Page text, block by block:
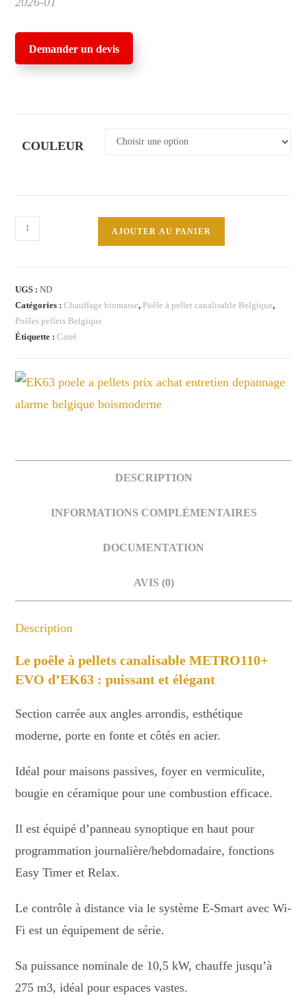
Demander un devis
COULEUR
quantité
de
AJOUTER AU PANIER
UGS :ND
Catégories :Chauffage biomasse, Poêle à pellet canalisable Belgique,
Poêles pellets Belgique
Étiquette :Carré
DESCRIPTION
INFORMATIONS COMPLÉMENTAIRES
DOCUMENTATION
AVIS (0)
Description
Le poêle à pellets canalisable METRO110+
EVO d’EK63 : puissant et élégant
Section carrée aux angles arrondis, esthétique
moderne, porte en fonte et côtés en acier.
Idéal pour maisons passives, foyer en vermiculite,
bougie en céramique pour une combustion efficace.
Il est équipé d’panneau synoptique en haut pour
programmation journalière/hebdomadaire, fonctions
Easy Timer et Relax.
Le contrôle à distance via le système E-Smart avec Wi-
Fi est un équipement de série.
Sa puissance nominale de 10,5 kW, chauffe jusqu’à
275 m3, idéal pour espaces vastes.